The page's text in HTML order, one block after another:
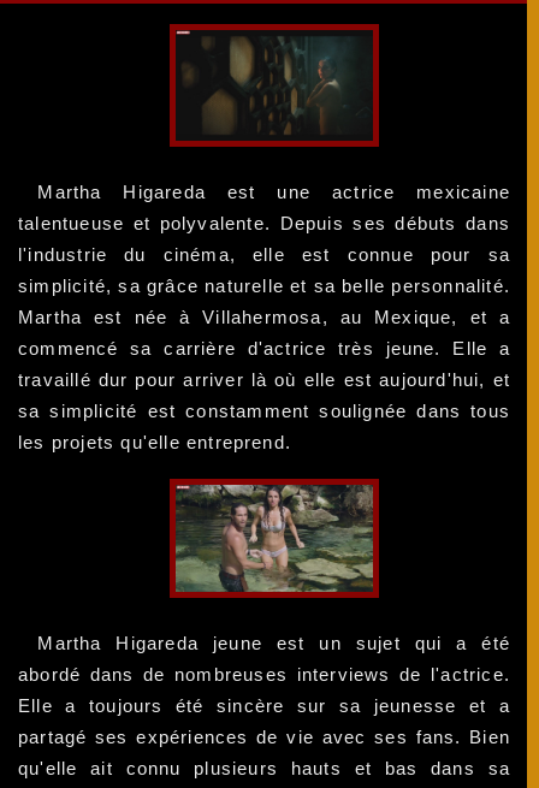
Martha Higareda est une actrice mexicaine
talentueuse et polyvalente. Depuis ses débuts dans
l'industrie du cinéma, elle est connue pour sa
simplicité, sa grâce naturelle et sa belle personnalité.
Martha est née à Villahermosa, au Mexique, et a
commencé sa carrière d'actrice très jeune. Elle a
travaillé dur pour arriver là où elle est aujourd'hui, et
sa simplicité est constamment soulignée dans tous
les projets qu'elle entreprend.
Martha Higareda jeune est un sujet qui a été
abordé dans de nombreuses interviews de l'actrice.
Elle a toujours été sincère sur sa jeunesse et a
partagé ses expériences de vie avec ses fans. Bien
qu'elle ait connu plusieurs hauts et bas dans sa